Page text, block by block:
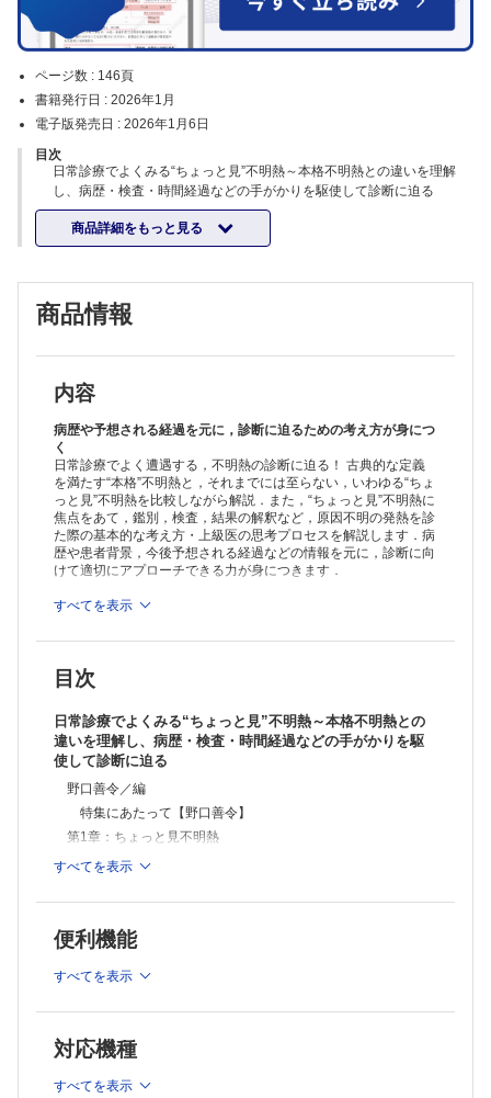
ページ数 : 146頁
書籍発行日 : 2026年1月
電子版発売日 : 2026年1月6日
目次
日常診療でよくみる“ちょっと見”不明熱～本格不明熱との違いを理解
し、病歴・検査・時間経過などの手がかりを駆使して診断に迫る
野口善令／編
特集にあたって【野口善令】
第1章：ちょっと見不明熱
「ちょっと見不明熱」へのアプローチ【鈴木佐緒里，野口善令】
高齢者の「ちょっと見不明熱」【加藤心良】
のチェックリストを活用して重要疾患を見逃さない【岸田直樹】
「ちょっと見不明熱」へ抗菌薬，解熱薬はどう使うか【渡邉剛史】
第2章：本格不明熱
本格不明熱とは何か【吉見祐輔】
本格不明熱へのアプローチ【末松篤樹】
連載
実践！ 画像診断Q&A―このサインを見落とすな
のどに違和感がある90歳代男性【山内哲司】
咳嗽，胸部異常陰影で紹介受診した70歳代女性【杉野美緒，西村直
樹】
患者に「わかりやすく」説明するコツ：前編（全3回）【松本千明】
第9回 「心停止対応のピットフォール」【武部弘太郎，奥村尚稔】
今日から使える！ 病棟の身体診察
第5回 入院患者のショック【劉 彦伯】
月経困難症治療薬の正しい使い方 ～病態を理解して，正しい治療薬を
選ぶ・使う・説明する【小谷泰史】
こんなにも面白い医学の世界 からだのトリビア教えます
第137回 エアバッグ物語【中尾篤典】
Step Beyond Resident
第261回 見逃してはいけない！Part6 ～洗練した大動脈診療にする～
【林 寛之】
商品詳細をもっと見る
商品情報
内容
病歴や予想される経過を元に，診断に迫るための考え方が身につ
く
日常診療でよく遭遇する，不明熱の診断に迫る！ 古典的な定義
を満たす“本格”不明熱と，それまでには至らない，いわゆる“ちょ
っと見”不明熱を比較しながら解説．また，“ちょっと見”不明熱に
焦点をあて，鑑別，検査，結果の解釈など，原因不明の発熱を診
た際の基本的な考え方・上級医の思考プロセスを解説します．病
歴や患者背景，今後予想される経過などの情報を元に，診断に向
けて適切にアプローチできる力が身につきます．
≫「レジデントノート」年間購読、受付中！
※本製品はPCでの閲覧も可能です。
「購入済ライセンス一覧」よりオンライン環境でPDF版をご覧い
ただけます。詳細は
でご確認ください。
すべてを表示
目次
日常診療でよくみる“ちょっと見”不明熱～本格不明熱との
違いを理解し、病歴・検査・時間経過などの手がかりを駆
使して診断に迫る
野口善令／編
特集にあたって【野口善令】
第1章：ちょっと見不明熱
発熱：その奥に潜むものは？ ～「ちょっと見不明熱」 vs
「ちょっと見不明熱」へのアプローチ【鈴木佐緒里，野口善
令】
高齢者の「ちょっと見不明熱」【加藤心良】
入院中に発症した「ちょっと見不明熱」の診療戦略【山本真
急な「ちょっと見不明熱」に「かぜ」の病名をつけない ～
急性不明熱のチェックリストを活用して重要疾患を見逃さ
ない【岸田直樹】
「ちょっと見不明熱」へ抗菌薬，解熱薬はどう使うか【渡邉
すべてを表示
便利機能
すべてを表示
対応機種
すべてを表示